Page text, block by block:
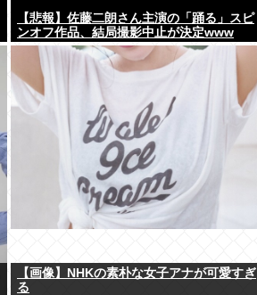
【悲報】佐藤二朗さん主演の「踊る」スピ
ンオフ作品、結局撮影中止が決定www
【画像】NHKの素朴な女子アナが可愛すぎ
る